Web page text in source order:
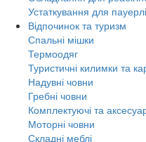
Устаткування для
Відпочинок та туризм
Спальні мішки
Термоодяг
Туристичні килимки та
Надувні човни
Гребні човни
Комплектуючі та
Моторні човни
Складні меблі